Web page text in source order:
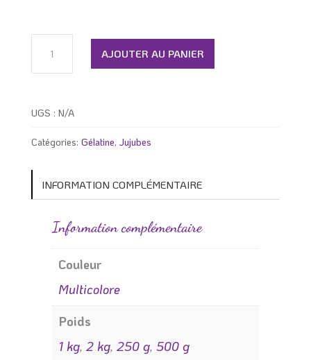
quantité
Jujube
chasse
AJOUTER AU PANIER
UGS : N/A
Catégories: Gélatine, Jujubes
INFORMATION COMPLÉMENTAIRE
Information complémentaire
Couleur
Multicolore
Poids
1 kg, 2 kg, 250 g, 500 g